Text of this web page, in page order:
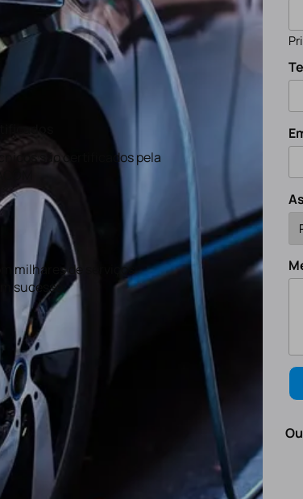
são certificados pela
milhares de serviços
sucesso.